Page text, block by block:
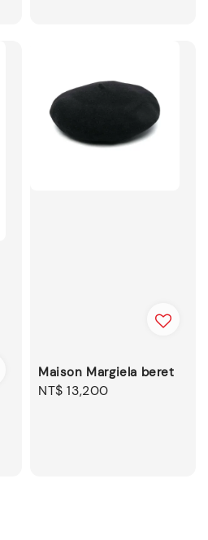
Maison Margiela beret
Regular
NT$ 13,200